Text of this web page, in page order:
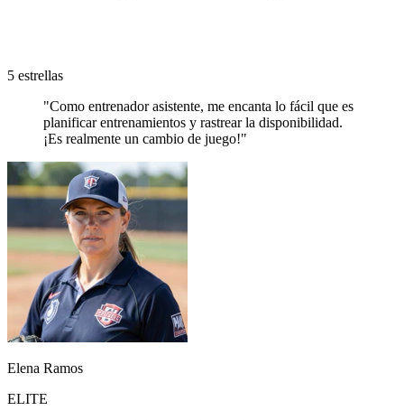
5 estrellas
"Como entrenador asistente, me encanta lo fácil que es
planificar entrenamientos y rastrear la disponibilidad.
¡Es realmente un cambio de juego!"
Elena Ramos
ELITE